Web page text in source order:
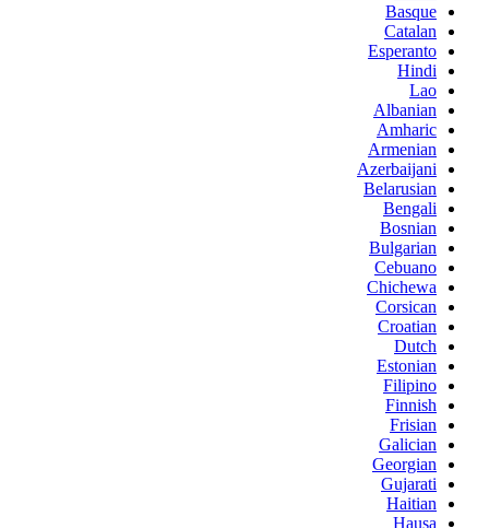
Basque
Catalan
Esperanto
Hindi
Lao
Albanian
Amharic
Armenian
Azerbaijani
Belarusian
Bengali
Bosnian
Bulgarian
Cebuano
Chichewa
Corsican
Croatian
Dutch
Estonian
Filipino
Finnish
Frisian
Galician
Georgian
Gujarati
Haitian
Hausa